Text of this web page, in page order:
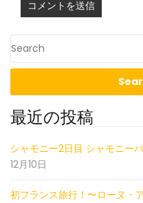
最近の投稿
シャモニー2日目 シャモニー
12月10日
初フランス旅行！〜ローヌ・